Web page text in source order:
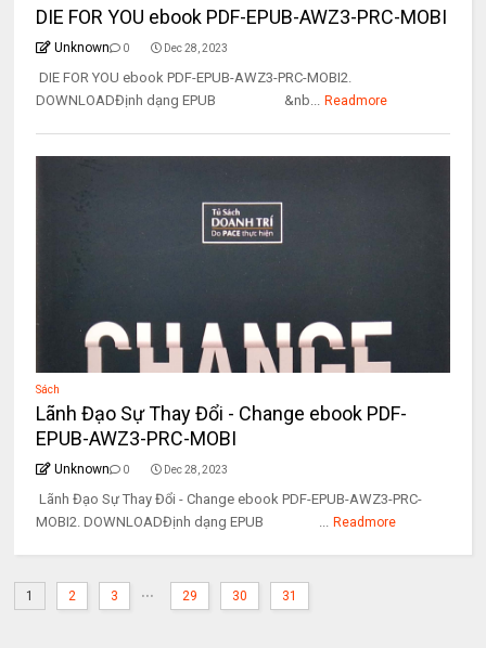
DIE FOR YOU ebook PDF-EPUB-AWZ3-PRC-MOBI
Unknown 0 Dec 28, 2023
DIE FOR YOU ebook PDF-EPUB-AWZ3-PRC-MOBI2.
DOWNLOADĐịnh dạng EPUB &nb... Readmore
Sách
Lãnh Đạo Sự Thay Đổi - Change ebook PDF-
EPUB-AWZ3-PRC-MOBI
Unknown 0 Dec 28, 2023
Lãnh Đạo Sự Thay Đổi - Change ebook PDF-EPUB-AWZ3-PRC-
MOBI2. DOWNLOADĐịnh dạng EPUB ... Readmore
1 2 3 ... 29 30 31